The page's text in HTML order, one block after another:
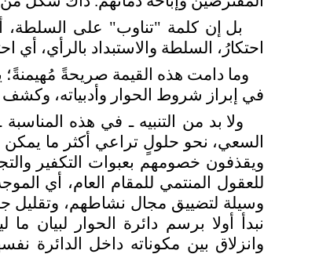
بل إن كلمة "تناوب" على السلطة، أو
احتكارُ، السلطة والاستبداد بالرأي، أي
وما دامت هذه القيمة صريحةً مُهيمنةً؛
في إبراز شروط الحوار وأدبياته، وكشف
ولا بد من التنبيه ـ في هذه
السعي، نحو حلولٍ تراعي أكثر ما
ويقذفون خصومهم بعبوات التكفير
للعقول المنتمي للمقام العام، أي
وسيلة لتضييق مجال نشاطهم، وتقليل
نبدأ أولا برسم دائرة الحوار لبيان
وانزلاق بين مكوناته داخل الدائرة